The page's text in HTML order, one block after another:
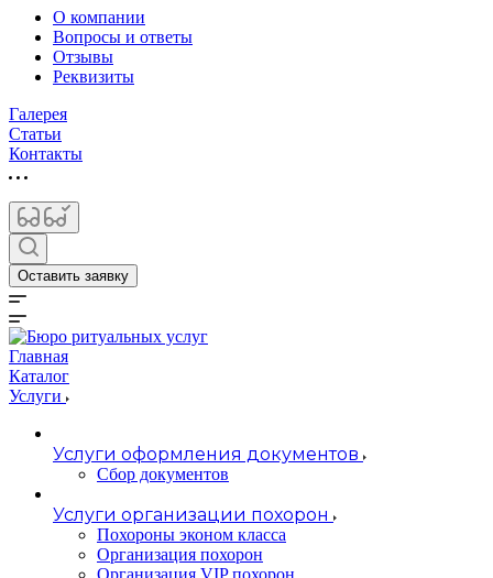
О компании
Вопросы и ответы
Отзывы
Реквизиты
Галерея
Статьи
Контакты
Оставить заявку
Главная
Каталог
Услуги
Услуги оформления документов
Сбор документов
Услуги организации похорон
Похороны эконом класса
Организация похорон
Организация VIP похорон